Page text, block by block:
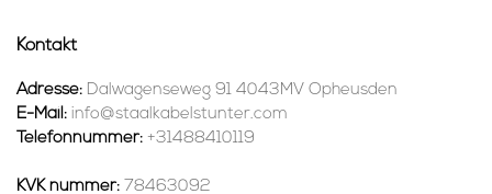
Kontakt
Adresse: Dalwagenseweg 91 4043MV Opheusden
E-Mail: info@staalkabelstunter.com
Telefonnummer: +31488410119
KVK nummer: 78463092